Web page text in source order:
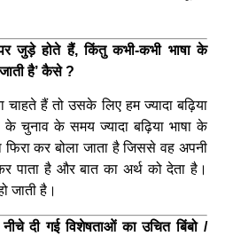
जुड़े होते हैं, किंतु कभी-कभी भाषा के
है’ कैसे ?
हैं तो उसके लिए हम ज्यादा बढ़िया
के चुनाव के समय ज्यादा बढ़िया भाषा के
कर बोला जाता है जिससे वह अपनी
पाता है और बात का अर्थ को देता है।
जाती है।
दी गई विशेषताओं का उचित बिंबो /